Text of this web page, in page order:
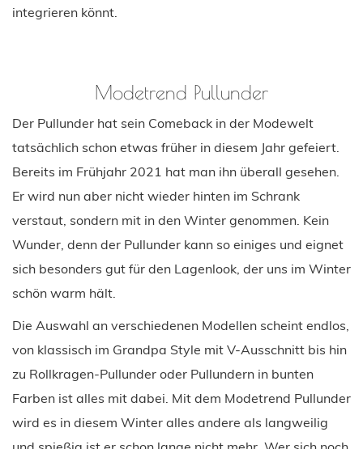
integrieren könnt.
Modetrend Pullunder
Der Pullunder hat sein Comeback in der Modewelt
tatsächlich schon etwas früher in diesem Jahr gefeiert.
Bereits im Frühjahr 2021 hat man ihn überall gesehen.
Er wird nun aber nicht wieder hinten im Schrank
verstaut, sondern mit in den Winter genommen. Kein
Wunder, denn der Pullunder kann so einiges und eignet
sich besonders gut für den Lagenlook, der uns im Winter
schön warm hält.
Die Auswahl an verschiedenen Modellen scheint endlos,
von klassisch im Grandpa Style mit V-Ausschnitt bis hin
zu Rollkragen-Pullunder oder Pullundern in bunten
Farben ist alles mit dabei. Mit dem Modetrend Pullunder
wird es in diesem Winter alles andere als langweilig